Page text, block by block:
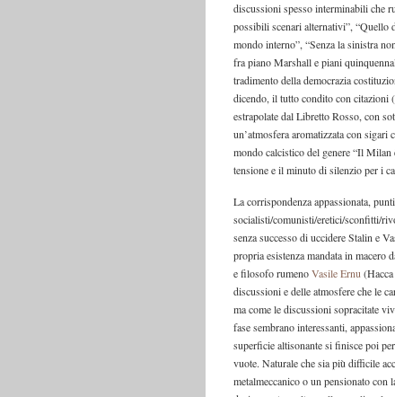
discussioni spesso interminabili che
possibili scenari alternativi”, “Quello
mondo interno”, “Senza la sinistra
fra piano Marshall e piani
tradimento della democrazia
dicendo, il tutto condito con citazioni
estrapolate dal Libretto Rosso, con
un’atmosfera aromatizzata con
mondo calcistico del genere “Il Milan
tensione e il minuto di silenzio per i
La corrispondenza appassionata,
socialisti/comunisti/eretici/sconfitti/
senza successo di uccidere Stalin e
propria esistenza mandata in
e filosofo rumenoVasile Ernu
discussioni e delle atmosfere che le
ma come le discussioni sopracitate
fase sembrano interessanti,
superficie altisonante si finisce poi
vuote. Naturale che sia più difficile
metalmeccanico o un pensionato con